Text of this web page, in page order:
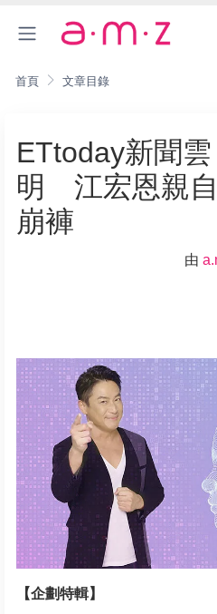
首頁 文章目錄
ETtoday新聞
明 江宏恩親
崩褲
由
【企劃特輯】